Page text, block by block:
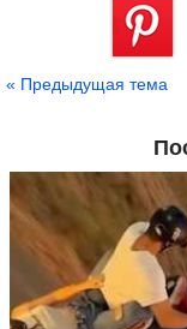
« Предыдущая тема